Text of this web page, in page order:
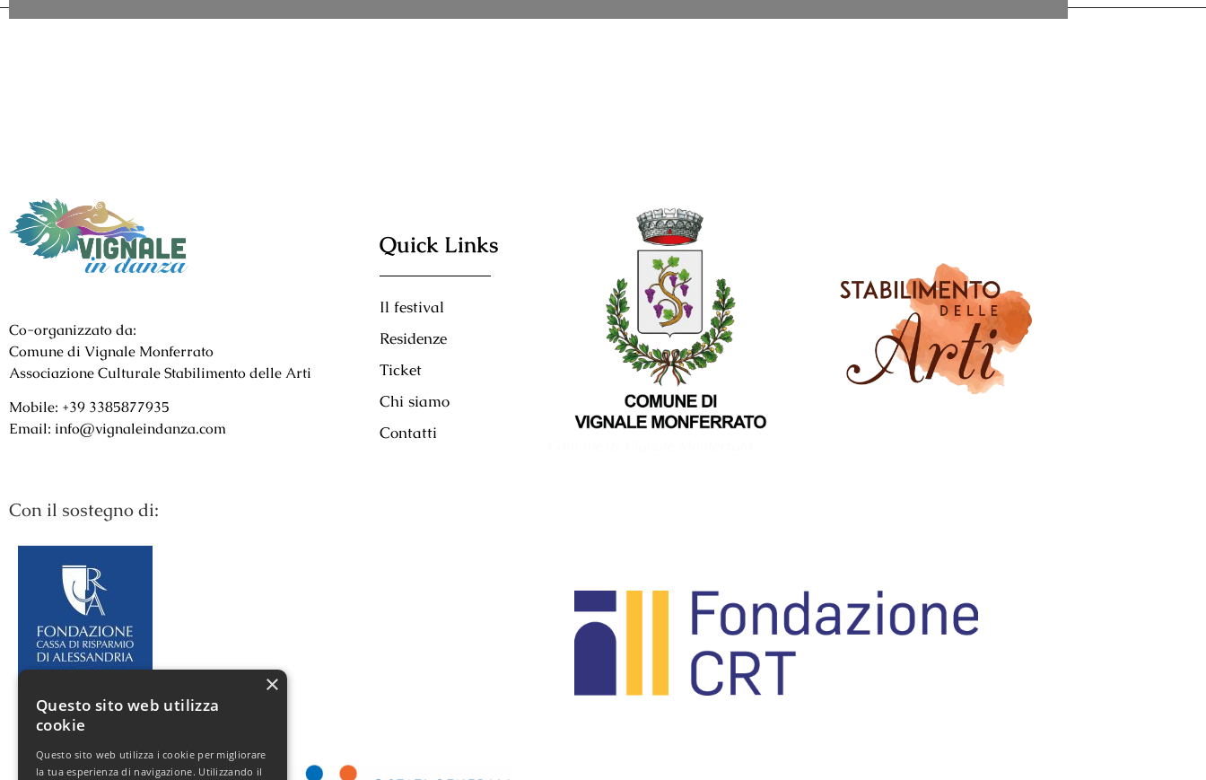
Co-organizzato da:
Comune di Vignale Monferrato
Associazione Culturale Stabilimento delle Arti
Mobile: +39 3385877935
Email: info@vignaleindanza.com
Quick Links
Il festival
Residenze
Ticket
Chi siamo
Contatti
Con il sostegno di:
×
Questo sito web utilizza
cookie
Questo sito web utilizza i cookie per migliorare
la tua esperienza di navigazione. Utilizzando il